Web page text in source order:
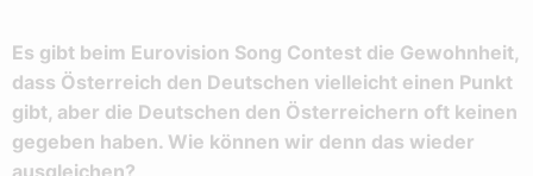
Es gibt beim Eurovision Song Contest die Gewohnheit,
dass Österreich den Deutschen vielleicht einen Punkt
gibt, aber die Deutschen den Österreichern oft keinen
gegeben haben. Wie können wir denn das wieder
ausgleichen?